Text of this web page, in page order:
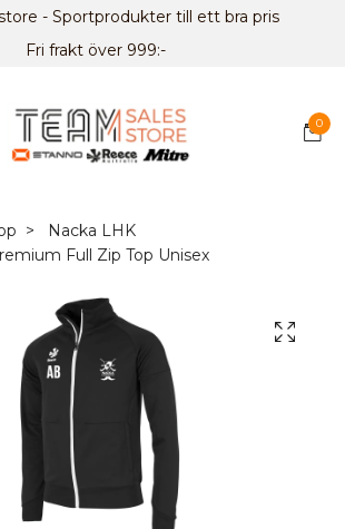
- Sportprodukter till ett bra pris
Fri frakt över 999:-
0
Nacka LHK
Full Zip Top Unisex